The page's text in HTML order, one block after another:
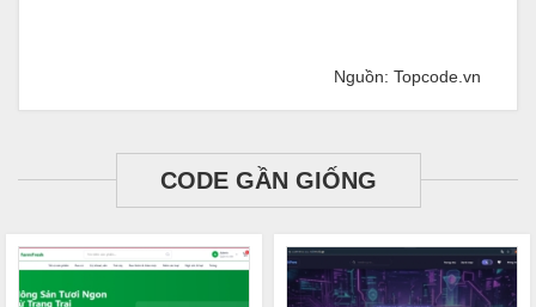
Nguồn: Topcode.vn
CODE GẦN GIỐNG